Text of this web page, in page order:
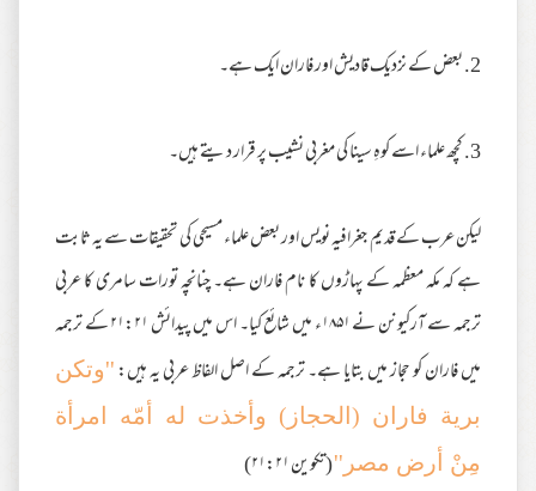
2. بعض کے نزدیک قادیش اور فاران ایک ہے۔
3. کچھ علماء اسے کوہِ سینا کی مغربی نشیب پر قرار دیتے ہیں۔
لیکن عرب کے قدیم جغرافیہ نویس اور بعض علماء مسیحی کی تحقیقات سے یہ ثابت
ہے کہ مکہ معظمہ کے پہاڑوں کا نام فاران ہے۔ چنانچہ تورات سامری کا عربی
ترجمہ سے آرکیونن نے ۱۸۵۱ء میں شائع کیا۔ اس میں پیدائش ۲۱:۲۱ کے ترجمہ
میں فاران کو حجاز میں بتایا ہے۔ ترجمہ کے اصل الفاظ عربی یہ ہیں: ''وتکن
برية فاران (الحجاز) وأخذت له أمّه امرأة
مِنْ أرض مصر''(تکوین ۲۱:۲۱)